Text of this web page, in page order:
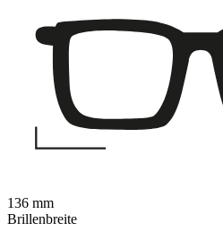
136 mm
Brillenbreite